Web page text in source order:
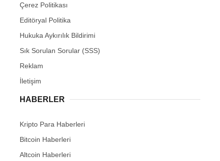
Çerez Politikası
Editöryal Politika
Hukuka Aykırılık Bildirimi
Sık Sorulan Sorular (SSS)
Reklam
İletişim
HABERLER
Kripto Para Haberleri
Bitcoin Haberleri
Altcoin Haberleri